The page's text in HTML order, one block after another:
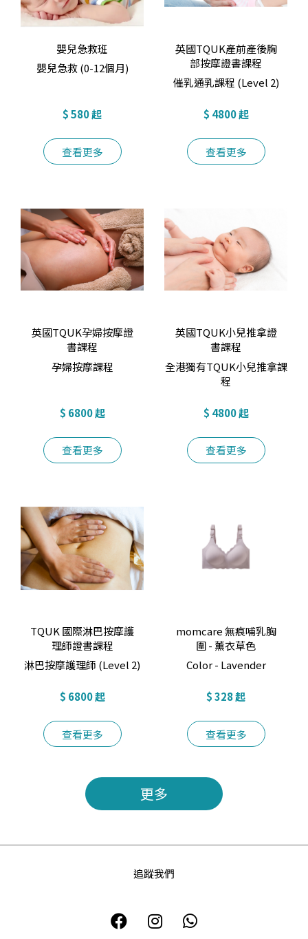
嬰兒急救班
嬰兒急救 (0-12個月)
$ 580 起
查看更多
英國TQUK產前產後胸
部按摩證書課程
催乳通乳課程 (Level 2)
$ 4800 起
查看更多
英國TQUK孕婦按摩證
書課程
孕婦按摩課程
$ 6800 起
查看更多
英國TQUK小兒推拿證
書課程
全港獨有TQUK小兒推拿課
程
$ 4800 起
查看更多
TQUK 國際淋巴按摩護
理師證書課程
淋巴按摩護理師 (Level 2)
$ 6800 起
查看更多
momcare 無痕哺乳胸
圍 - 薰衣草色
Color - Lavender
$ 328 起
查看更多
更多
追蹤我們